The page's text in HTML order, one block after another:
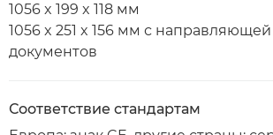
1056 x 199 x 118 мм
1056 x 251 x 156 мм с
документов
Соответствие стандартам